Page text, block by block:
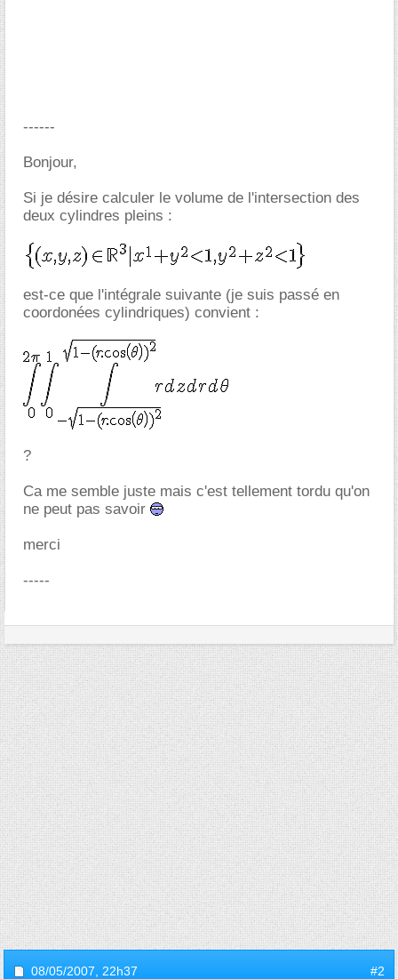
------
Bonjour,
Si je désire calculer le volume de l'intersection des
deux cylindres pleins :
est-ce que l'intégrale suivante (je suis passé en
coordonées cylindriques) convient :
?
Ca me semble juste mais c'est tellement tordu qu'on
ne peut pas savoir
merci
-----
08/05/2007, 22h37 #2